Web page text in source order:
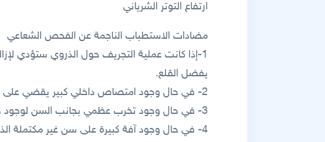
ارتفاع التوتر الشرياني
مضادات الاستطباب الناجمة عن الفحص الشعاعي
1-إذا كانت عملية التجريف حول الذروي ستؤدي
يفضل القلع.
2- في حال وجود امتصاص داخلي كبير يقضي على جزء كبير من السن.
3- في حال وجود تخرب عظمي بجانب السن لوجود خراج جانبي مشترك مع الآفة.
4- في حال وجود آفة كبيرة على سن غير مكتملة